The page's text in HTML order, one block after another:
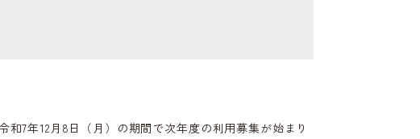
和7年12月8日（月）の期間で次年度の利用募集が始まり